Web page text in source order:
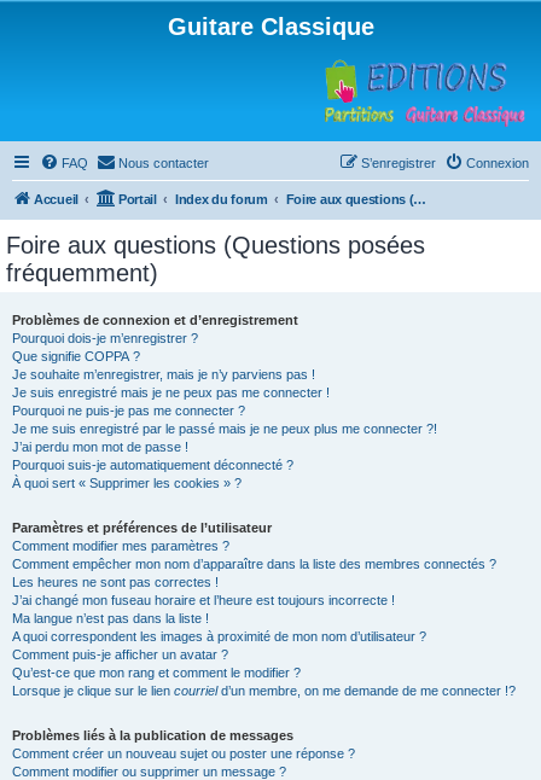
Guitare Classique
FAQ Nous contacter Connexion
S’enregistrer
Accueil Portail Index du forum Foire aux questions (Questions posées fréquemment)
Foire aux questions (Questions posées
fréquemment)
Problèmes de connexion et d’enregistrement
Pourquoi dois-je m’enregistrer ?
Que signifie COPPA ?
Je souhaite m’enregistrer, mais je n’y parviens pas !
Je suis enregistré mais je ne peux pas me connecter !
Pourquoi ne puis-je pas me connecter ?
Je me suis enregistré par le passé mais je ne peux plus me connecter ?!
J’ai perdu mon mot de passe !
Pourquoi suis-je automatiquement déconnecté ?
À quoi sert « Supprimer les cookies » ?
Paramètres et préférences de l’utilisateur
Comment modifier mes paramètres ?
Comment empêcher mon nom d’apparaître dans la liste des membres connectés ?
Les heures ne sont pas correctes !
J’ai changé mon fuseau horaire et l’heure est toujours incorrecte !
Ma langue n’est pas dans la liste !
A quoi correspondent les images à proximité de mon nom d’utilisateur ?
Comment puis-je afficher un avatar ?
Qu’est-ce que mon rang et comment le modifier ?
Lorsque je clique sur le lien courrield’un membre, on me demande de me connecter !?
Problèmes liés à la publication de messages
Comment créer un nouveau sujet ou poster une réponse ?
Comment modifier ou supprimer un message ?